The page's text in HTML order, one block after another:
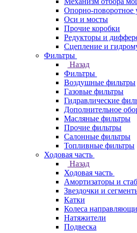
Опорно-поворотное
Оси и мосты
Прочие коробки
Редукторы и
Сцепление и
Фильтры
Назад
Фильтры
Воздушные фильтры
Газовые фильтры
Гидравлические
Дополнительное
Масляные фильтры
Прочие фильтры
Салонные фильтры
Топливные фильтры
Ходовая часть
Назад
Ходовая часть
Амортизаторы и
Звездочки и
Катки
Колеса
Натяжители
Подвеска